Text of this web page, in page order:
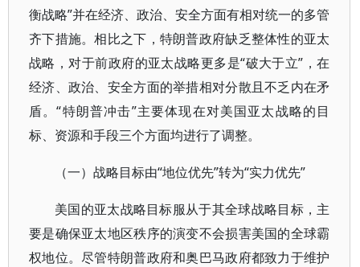
衡战略”并在经济、政治、安全方面有相对统一的多管
齐下措施。相比之下，特朗普政府缺乏整体性的亚太
战略，对于前政府的亚太战略更多是“破大于立”，在
经济、政治、安全方面的举措相对分散且不乏内在矛
盾。“特朗普冲击”主要体现在对美国亚太战略的目
标、资源和手段三个方面均进行了调整。
（一）战略目标由“地位优先”转为“实力优先”
美国的亚太战略目标服从于其全球战略目标，主
要是确保亚太地区秩序的演变不会损害美国的全球霸
权地位。尽管特朗普政府和奥巴马政府都致力于维护